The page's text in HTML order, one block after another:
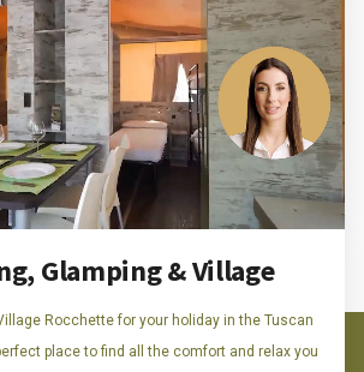
Glamping & Village
Rocchette for your holiday in the Tuscan
place to find all the comfort and relax you